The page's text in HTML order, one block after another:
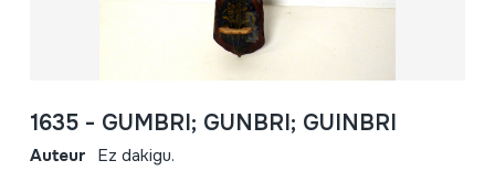
1635 - GUMBRI; GUNBRI; GUINBRI
Auteur Ez dakigu.